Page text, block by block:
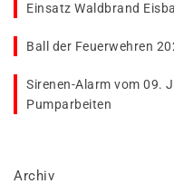
Einsatz Waldbrand
Ball der Feuerwehren
Sirenen-Alarm vom 09.
Pumparbeiten
Archiv